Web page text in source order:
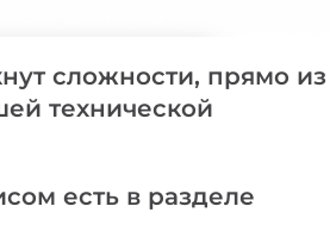
сложности, прямо из
технической
есть в разделе